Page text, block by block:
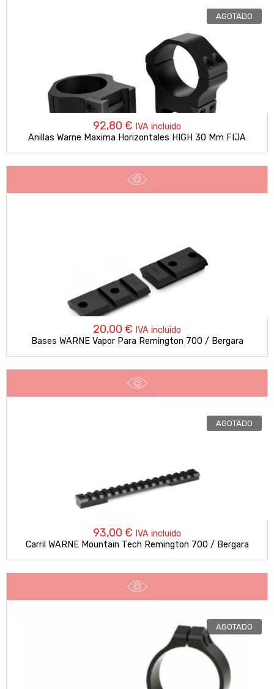
AGOTADO
92,80 € IVA incluido
Anillas Warne Maxima Horizontales HIGH 30 Mm FIJA
20,00 € IVA incluido
Bases WARNE Vapor Para Remington 700 / Bergara
AGOTADO
93,00 € IVA incluido
Carril WARNE Mountain Tech Remington 700 / Bergara
AGOTADO